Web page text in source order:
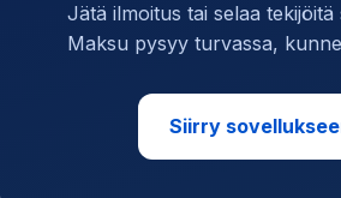
Jätä ilmoitus tai selaa tekijöitä
Maksu pysyy turvassa,
Siirry